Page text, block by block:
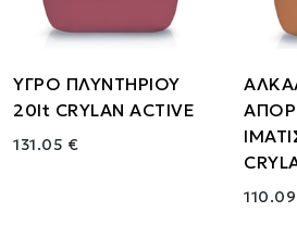
ΥΓΡΟ ΠΛΥΝΤΗΡΙΟΥ
20lt CRYLAN ACTIVE
131.05 €